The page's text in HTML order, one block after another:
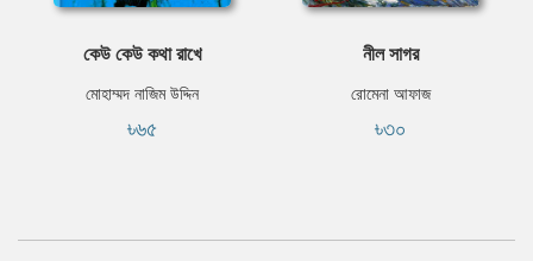
কেউ কেউ কথা রাখে
মোহাম্মদ নাজিম উদ্দিন
৳৬৫
নীল সাগর
রোমেনা আফাজ
৳৩০